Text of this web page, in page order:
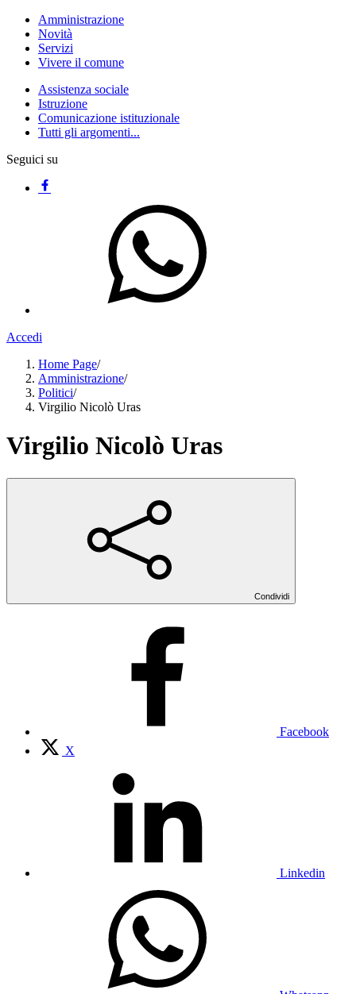
Amministrazione
Novità
Servizi
Vivere il comune
Assistenza sociale
Istruzione
Comunicazione istituzionale
Tutti gli argomenti...
Seguici su
Accedi
Home Page/
Amministrazione/
Politici/
Virgilio Nicolò Uras
Virgilio Nicolò Uras
Condividi
Facebook
X
Linkedin